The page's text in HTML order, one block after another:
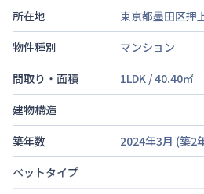
所在地 東京都墨田区押
物件種別
マンション
間取り・面積
1LDK /40.40㎡
建物構造
築年数
2024年3月 (築2
ベットタイプ